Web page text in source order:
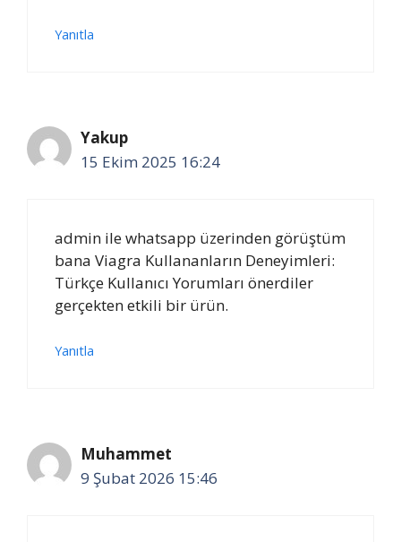
Yanıtla
Yakup
15 Ekim 2025 16:24
admin ile whatsapp üzerinden görüştüm
bana Viagra Kullananların Deneyimleri:
Türkçe Kullanıcı Yorumları önerdiler
gerçekten etkili bir ürün.
Yanıtla
Muhammet
9 Şubat 2026 15:46